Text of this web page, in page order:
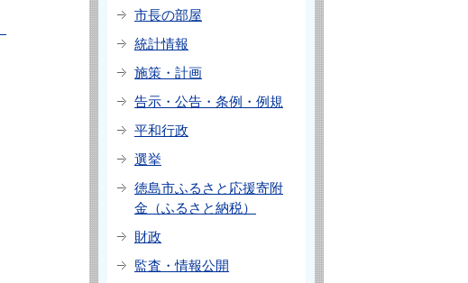
市長の部屋
統計情報
施策・計画
告示・公告・条例・例規
平和行政
選挙
徳島市ふるさと応援寄附
金（ふるさと納税）
財政
監査・情報公開